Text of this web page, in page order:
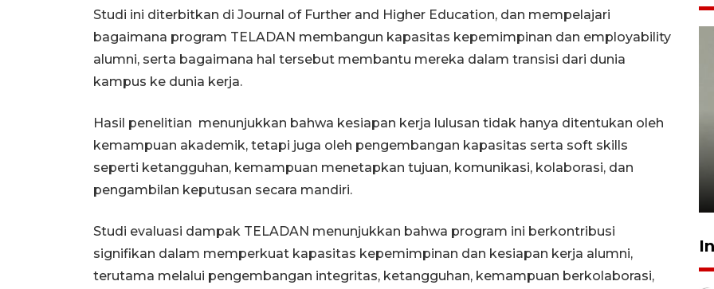
Studi ini diterbitkan di Journal of Further and Higher Education, dan mempelajari
bagaimana program TELADAN membangun kapasitas kepemimpinan dan employability
alumni, serta bagaimana hal tersebut membantu mereka dalam transisi dari dunia
kampus ke dunia kerja.
Hasil penelitian menunjukkan bahwa kesiapan kerja lulusan tidak hanya ditentukan oleh
kemampuan akademik, tetapi juga oleh pengembangan kapasitas serta soft skills
seperti ketangguhan, kemampuan menetapkan tujuan, komunikasi, kolaborasi, dan
pengambilan keputusan secara mandiri.
Studi evaluasi dampak TELADAN menunjukkan bahwa program ini berkontribusi
signifikan dalam memperkuat kapasitas kepemimpinan dan kesiapan kerja alumni,
terutama melalui pengembangan integritas, ketangguhan, kemampuan berkolaborasi,
Sudah jaring 92 guru, Kaltim
jamin pendidikan S2 hingga S3
gratis